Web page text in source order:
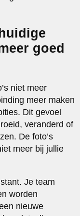
goed
niet meer
meer maken
Dit gevoel
veranderd of
De foto’s
meer bij jullie
Je team
worden
nieuwe